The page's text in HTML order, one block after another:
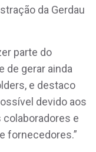
da Gerdau
parte do
de gerar ainda
e destaco
devido aos
e
fornecedores.”